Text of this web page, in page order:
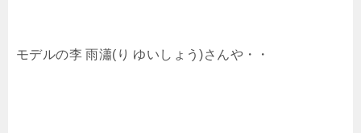
モデルの李 雨瀟(り ゆいしょう)さんや・・